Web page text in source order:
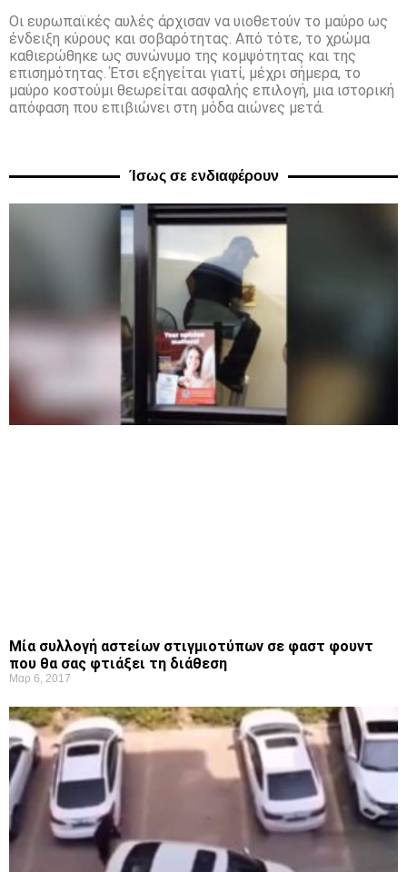
Οι ευρωπαϊκές αυλές άρχισαν να υιοθετούν το μαύρο ως
ένδειξη κύρους και σοβαρότητας. Από τότε, το χρώμα
καθιερώθηκε ως συνώνυμο της κομψότητας και της
επισημότητας. Έτσι εξηγείται γιατί, μέχρι σήμερα, το
μαύρο κοστούμι θεωρείται ασφαλής επιλογή, μια ιστορική
απόφαση που επιβιώνει στη μόδα αιώνες μετά.
Ίσως σε ενδιαφέρουν
Μία συλλογή αστείων στιγμιοτύπων σε φαστ φουντ
που θα σας φτιάξει τη διάθεση
Μαρ 6, 2017